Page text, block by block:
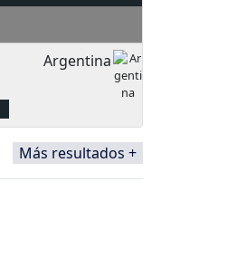
Argentina
Más resultados +